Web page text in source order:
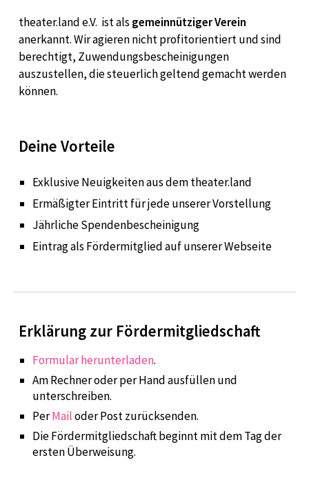
theater.land e.V. ist alsgemeinnütziger Verein
anerkannt. Wir agieren nicht profitorientiert und sind
berechtigt, Zuwendungsbescheinigungen
auszustellen, die steuerlich geltend gemacht werden
können.
Deine Vorteile
Exklusive Neuigkeiten aus dem theater.land
Ermäßigter Eintritt für jede unserer Vorstellung
Jährliche Spendenbescheinigung
Eintrag als Fördermitglied auf unserer Webseite
Erklärung zur Fördermitgliedschaft
Formular herunterladen.
Am Rechner oder per Hand ausfüllen und
unterschreiben.
PerMailoder Post zurücksenden.
Die Fördermitgliedschaft beginnt mit dem Tag der
ersten Überweisung.